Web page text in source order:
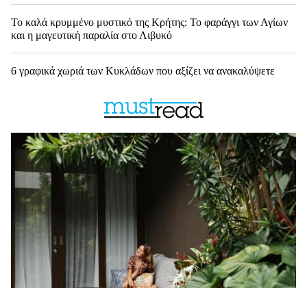
Το καλά κρυμμένο μυστικό της Κρήτης: Το φαράγγι των Αγίων
και η μαγευτική παραλία στο Λιβυκό
6 γραφικά χωριά των Κυκλάδων που αξίζει να ανακαλύψετε